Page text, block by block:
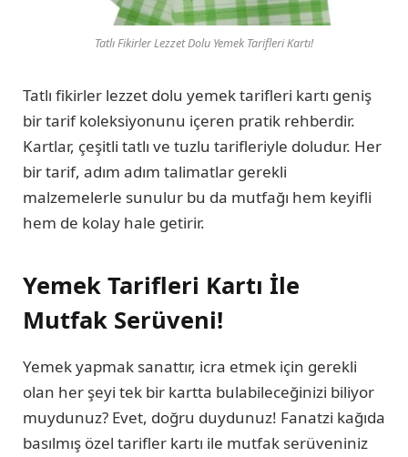
Tatlı Fikirler Lezzet Dolu Yemek Tarifleri Kartı!
Tatlı fikirler lezzet dolu yemek tarifleri kartı geniş
bir tarif koleksiyonunu içeren pratik rehberdir.
Kartlar, çeşitli tatlı ve tuzlu tarifleriyle doludur. Her
bir tarif, adım adım talimatlar gerekli
malzemelerle sunulur bu da mutfağı hem keyifli
hem de kolay hale getirir.
Yemek Tarifleri Kartı İle
Mutfak Serüveni!
Yemek yapmak sanattır, icra etmek için gerekli
olan her şeyi tek bir kartta bulabileceğinizi biliyor
muydunuz? Evet, doğru duydunuz! Fanatzi kağıda
basılmış özel tarifler kartı ile mutfak serüveniniz